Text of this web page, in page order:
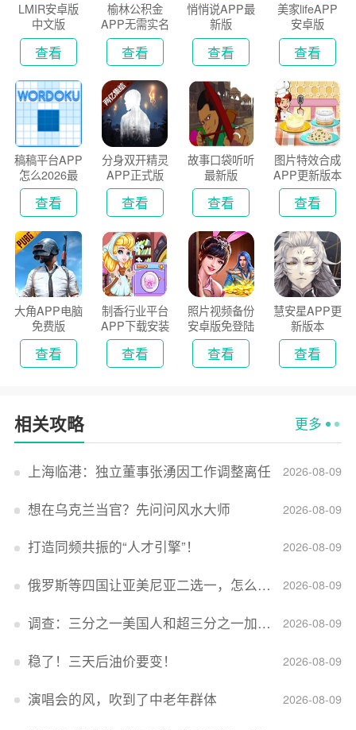
LMIR安卓版
中文版
查看
榆林公积金
APP无需实名
认证版
查看
悄悄说APP最
新版
查看
美家lifeAPP
安卓版
查看
稿稿平台APP
怎么2026最
新版
查看
分身双开精灵
APP正式版
查看
故事口袋听听
最新版
查看
图片特效合成
APP更新版本
2026
查看
大角APP电脑
免费版
查看
制香行业平台
APP下载安装
2026
查看
照片视频备份
安卓版免登陆
版
查看
慧安星APP更
新版本
查看
相关攻略 更多
2026-08-09
上海临港：独立董事张湧因工作调整离任
2026-08-09
想在乌克兰当官？先问问风水大师
2026-08-09
打造同频共振的“人才引擎”！
2026-08-09
俄罗斯等四国让亚美尼亚二选一，怎么回事？
2026-08-09
调查：三分之一美国人和超三分之一加拿大人感到经济压力
2026-08-09
稳了！三天后油价要变！
2026-08-09
演唱会的风，吹到了中老年群体